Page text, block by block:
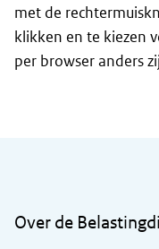
met de
klikken en te kiezen
per browser anders
Over de